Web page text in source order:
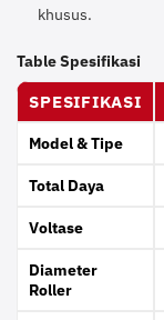
khusus.
Table Spesifikasi
SPESIFIKASI
Model & Tipe
Total Daya
Voltase
Diameter
Roller